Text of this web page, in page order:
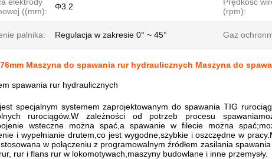
((mm):
Φ3.2
(rpm):
palnika: Regulacja w zakresie 0° ~ 45° Gaz
76mm Maszyna do spawania rur hydraulicznych Maszyna do
spawania rur hydraulicznych
specjalnym systemem zaprojektowanym do spawania TIG
rurociągów.W zależności od potrzeb procesu
wsteczne można spać,a spawanie w filecie można
i wypełnianie drutem,co jest wygodne,szybkie i oszczędne w
w połączeniu z programowalnym źródłem zasilania
rur i flans rur w lokomotywach,maszyny budowlane i inne przemysły.